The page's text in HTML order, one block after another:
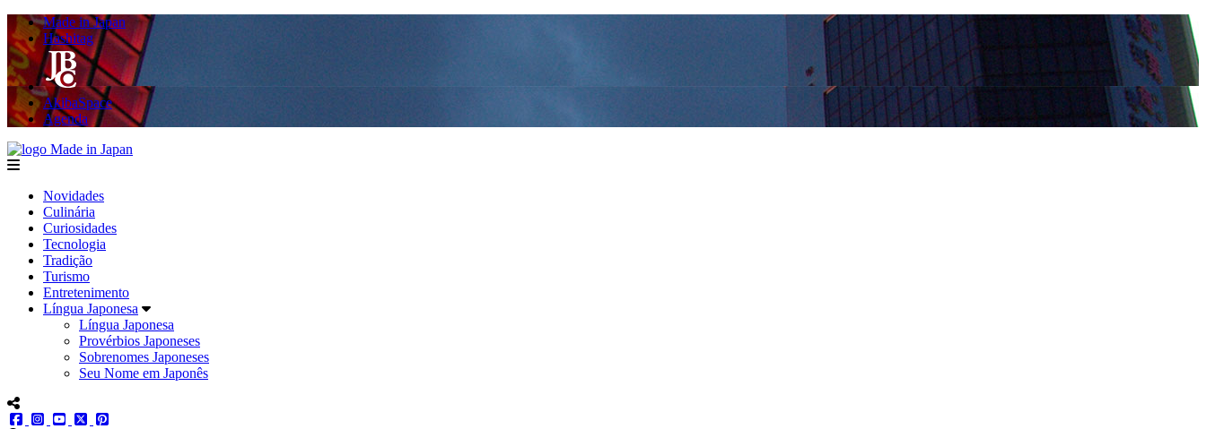
Made in Japan
Hashitag
AkibaSpace
Agenda
menu
Novidades
Culinária
Curiosidades
Tecnologia
Tradição
Turismo
Entretenimento
Língua Japonesa
Língua Japonesa
Provérbios Japoneses
Sobrenomes Japoneses
Seu Nome em Japonês
menu redes social
facebookinstagram
youtube
twitter